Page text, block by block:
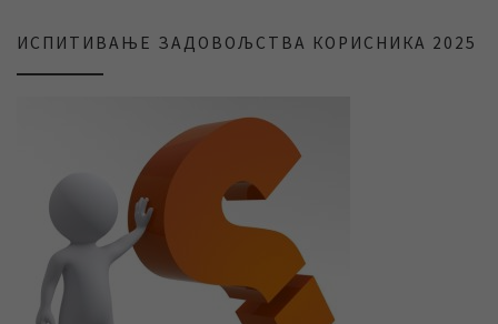
ИСПИТИВАЊЕ ЗАДОВОЉСТВА КОРИСНИКА 2025